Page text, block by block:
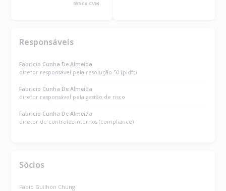
555 da CVM.
Responsáveis
Fabricio Cunha De Almeida
diretor responsável pela resolução 50 (pldft)
Fabricio Cunha De Almeida
diretor responsável pela gestão de risco
Fabricio Cunha De Almeida
diretor de controles internos (compliance)
Sócios
Fabio Guilhon Chung